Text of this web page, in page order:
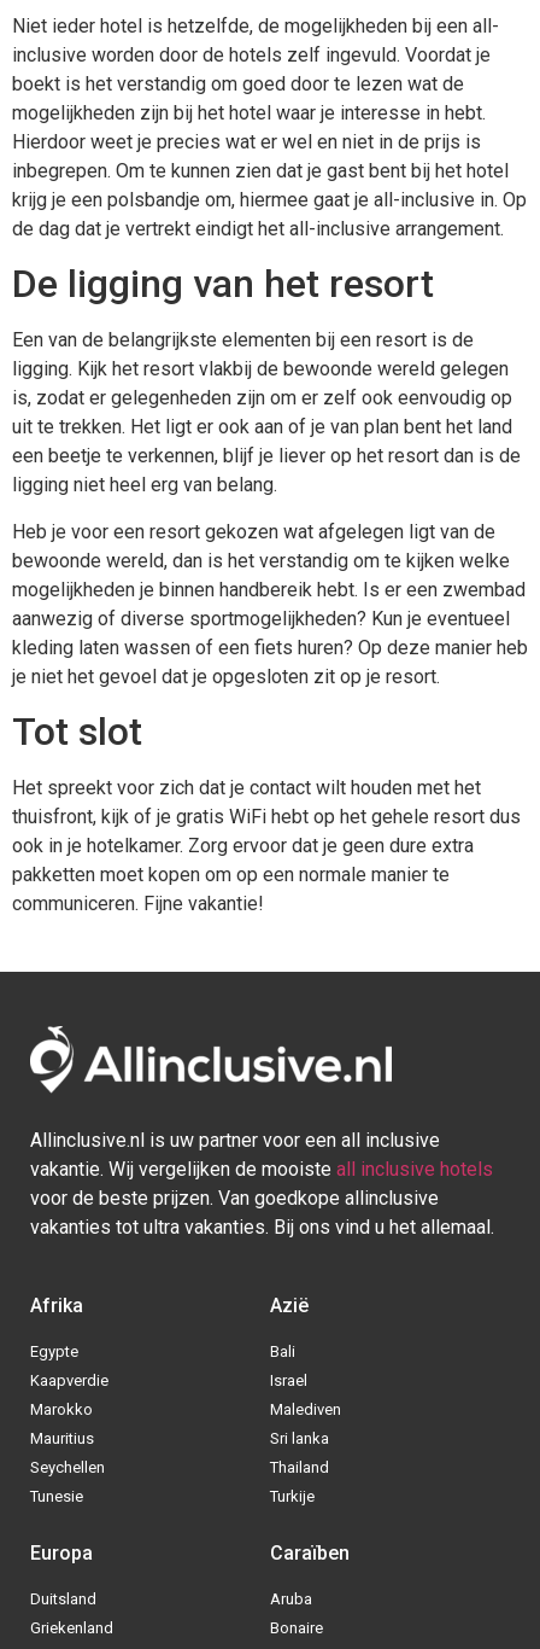
Niet ieder hotel is hetzelfde, de mogelijkheden bij een all-
inclusive worden door de hotels zelf ingevuld. Voordat je
boekt is het verstandig om goed door te lezen wat de
mogelijkheden zijn bij het hotel waar je interesse in hebt.
Hierdoor weet je precies wat er wel en niet in de prijs is
inbegrepen. Om te kunnen zien dat je gast bent bij het hotel
krijg je een polsbandje om, hiermee gaat je all-inclusive in. Op
de dag dat je vertrekt eindigt het all-inclusive arrangement.
De ligging van het resort
Een van de belangrijkste elementen bij een resort is de
ligging. Kijk het resort vlakbij de bewoonde wereld gelegen
is, zodat er gelegenheden zijn om er zelf ook eenvoudig op
uit te trekken. Het ligt er ook aan of je van plan bent het land
een beetje te verkennen, blijf je liever op het resort dan is de
ligging niet heel erg van belang.
Heb je voor een resort gekozen wat afgelegen ligt van de
bewoonde wereld, dan is het verstandig om te kijken welke
mogelijkheden je binnen handbereik hebt. Is er een zwembad
aanwezig of diverse sportmogelijkheden? Kun je eventueel
kleding laten wassen of een fiets huren? Op deze manier heb
je niet het gevoel dat je opgesloten zit op je resort.
Tot slot
Het spreekt voor zich dat je contact wilt houden met het
thuisfront, kijk of je gratis WiFi hebt op het gehele resort dus
ook in je hotelkamer. Zorg ervoor dat je geen dure extra
pakketten moet kopen om op een normale manier te
communiceren. Fijne vakantie!
Allinclusive.nl is uw partner voor een all inclusive
vakantie. Wij vergelijken de mooiste all inclusive hotels
voor de beste prijzen. Van goedkope allinclusive
vakanties tot ultra vakanties. Bij ons vind u het allemaal.
Afrika
Egypte
Kaapverdie
Marokko
Mauritius
Seychellen
Tunesie
Azië
Bali
Israel
Malediven
Sri lanka
Thailand
Turkije
Europa
Duitsland
Griekenland
Caraïben
Aruba
Bonaire